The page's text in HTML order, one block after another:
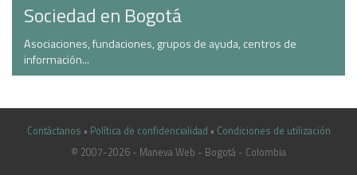
Sociedad en Bogotá
Asociaciones, fundaciones, grupos de ayuda, centros de
información...
Contáctanos • Política de confidencialidad • Condiciones de utilización
© 2007-2026 - Maneva Web - Bogotá - Colombia